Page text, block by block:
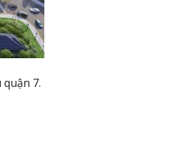
7.